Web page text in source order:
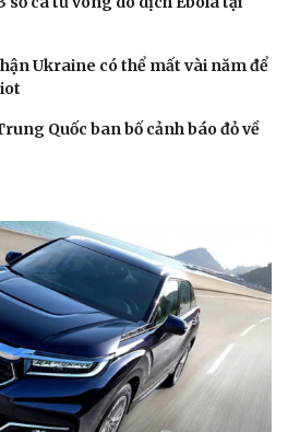
Đọc truyện đêm khuya
Kể chuyện cho bé
Ukraine có thể mất vài năm để
Quốc ban bố cảnh báo đỏ về